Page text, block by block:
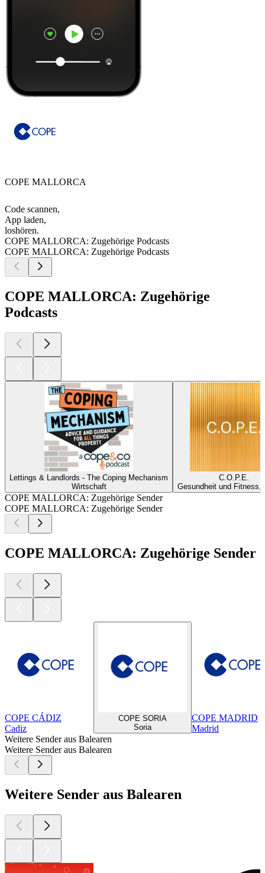
COPE MALLORCA
Code scannen,
App laden,
loshören.
COPE MALLORCA: Zugehörige Podcasts
COPE MALLORCA: Zugehörige Podcasts
COPE MALLORCA: Zugehörige
Podcasts
Lettings & Landlords - The Coping Mechanism
Wirtschaft
C.O.P.E.
Gesundheit und Fitness,
COPE MALLORCA: Zugehörige Sender
COPE MALLORCA: Zugehörige Sender
COPE MALLORCA: Zugehörige Sender
COPE CÁDIZ
Cadiz
COPE SORIA
Soria
COPE MADRID
Madrid
Weitere Sender aus Balearen
Weitere Sender aus Balearen
Weitere Sender aus Balearen